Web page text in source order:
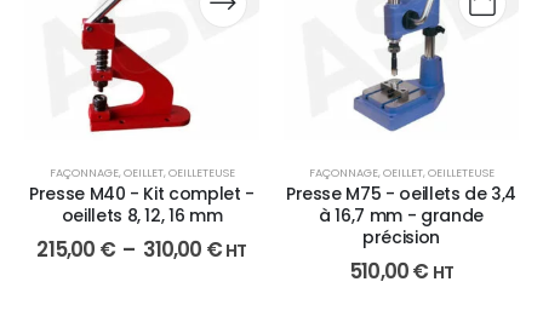
FAÇONNAGE,OEILLET,OEILLETEUSE
Presse M40 - Kit complet -
oeillets 8, 12, 16 mm
215,00 € – 310,00 € HT
FAÇONNAGE,OEILLET,OEILLETEUSE
Presse M75 - oeillets de 3,4
à 16,7 mm - grande
précision
510,00€ HT